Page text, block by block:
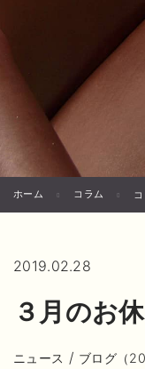
ホーム コラム
2019.02.28
３月のお
ニュース / ブログ（